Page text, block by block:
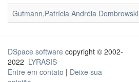
Gutmann,Patrícia Andréia Dombrowski
DSpace software copyright © 2002-
2022 LYRASIS
Entre em contato | Deixe sua